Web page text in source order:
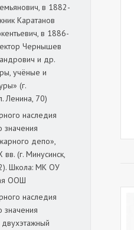
в 1882-
Каратанов
в 1886-
Чернышев
и др.
учёные и
(г.
Ленина, 70)
наследия
значения
депо»,
(г. Минусинск,
Школа: МК ОУ
ООШ
наследия
значения